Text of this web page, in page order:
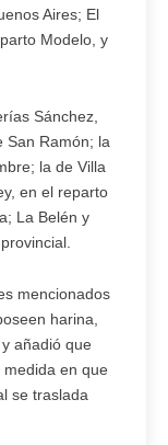
Aires; El
Modelo, y
Sánchez,
San Ramón; la
la de Villa
en el reparto
La Belén y
mencionados
harina,
añadió que
en que
se traslada